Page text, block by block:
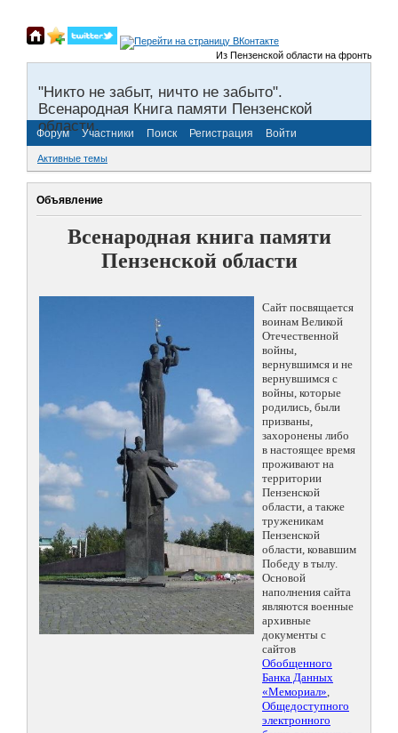
Из Пензенской области на фронты
"Никто не забыт, ничто не забыто".
Всенародная Книга памяти Пензенской
области.
Форум Участники Поиск Регистрация Войти
Активные темы
Объявление
Всенародная книга памяти
Пензенской области
Сайт посвящается
воинам Великой
Отечественной
войны,
вернувшимся и не
вернувшимся с
войны, которые
родились, были
призваны,
захоронены либо
в настоящее время
проживают на
территории
Пензенской
области, а также
труженикам
Пензенской
области, ковавшим
Победу в тылу.
Основой
наполнения сайта
являются военные
архивные
документы с
сайтов
Обобщенного
Банка Данных
«Мемориал»,
Общедоступного
электронного